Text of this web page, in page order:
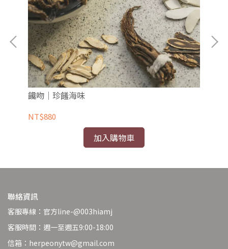
饞吻｜珍饈海味
NT$880
加入購物車
聯絡資訊
客服專線：官方line-@003hiamj
客服時間：週一至週五9:00-18:00
信箱：herpeonytw@gmail.com